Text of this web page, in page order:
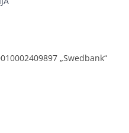
„Swedbank“